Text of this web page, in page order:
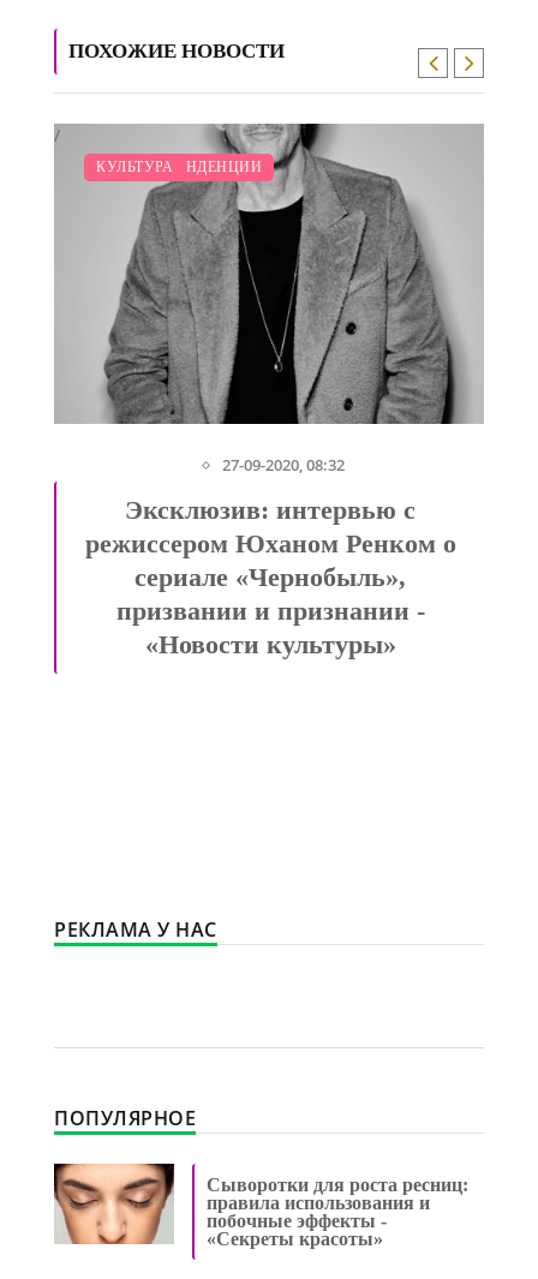
ПОХОЖИЕ НОВОСТИ
МОДНЫЕ ТЕНДЕНЦИИ
/
КУЛЬТУРА
27-09-2020, 08:32
Эксклюзив: интервью с
режиссером Юханом Ренком о
сериале «Чернобыль»,
призвании и признании -
«Новости культуры»
РЕКЛАМА У НАС
ПОПУЛЯРНОЕ
Сыворотки для роста ресниц:
правила использования и
побочные эффекты -
«Секреты красоты»